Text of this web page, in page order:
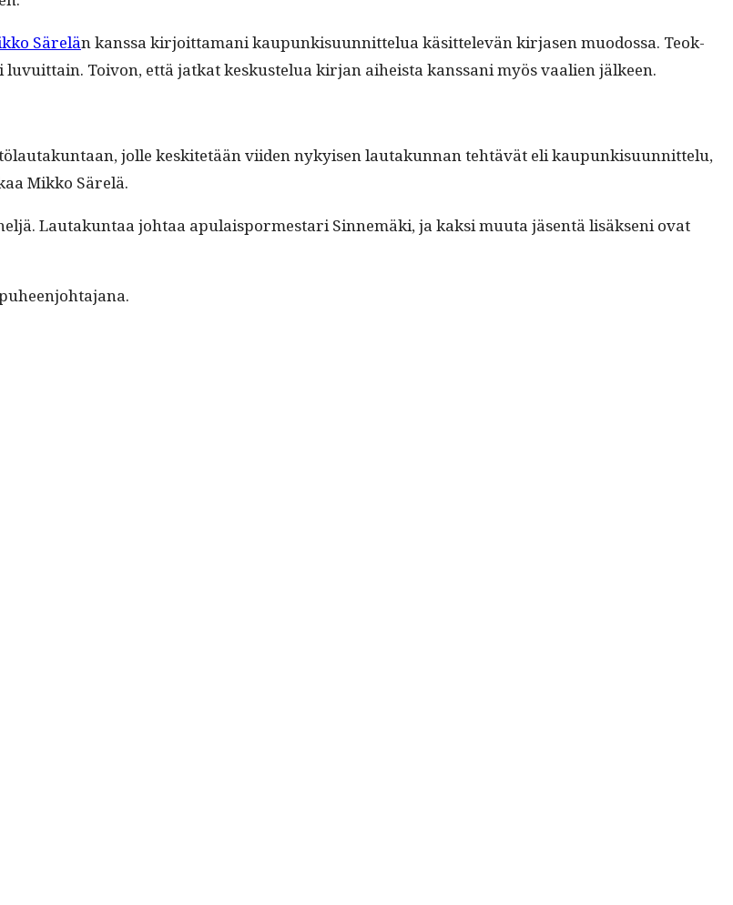
Särelän kanssa kir­joit­ta­mani kaupunkisu­un­nit­telua käsit­televän kir­jasen muo­dos­sa. Teok­
Toivon, että jatkat keskustelua kir­jan aiheista kanssani myös vaalien jälkeen.
jolle keskitetään viiden nykyisen lau­takun­nan tehtävät eli kaupunkisu­un­nit­telu,
Mikko Särelä.
Lau­takun­taa johtaa apu­lais­pormes­tari Sin­nemä­ki, ja kak­si muu­ta jäsen­tä lisäk­seni ovat